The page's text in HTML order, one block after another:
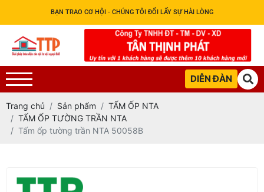
BẠN TRAO CƠ HỘI - CHÚNG TÔI ĐỔI LẤY SỰ HÀI LÒNG
DIỄN ĐÀN
Trang chủ Sản phẩm
TẤM ỐP NTA
TẤM ỐP TƯỜNG TRẦN NTA
Tấm ốp tường trần NTA 50058B